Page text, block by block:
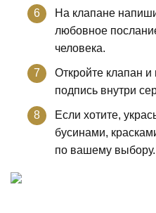
На клапане
любовное
человека.
Откройте клапан
подпись внутри
Если хотите,
бусинами,
по вашему выбору.